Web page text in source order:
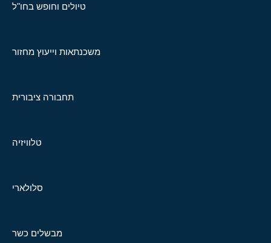
טיולים וחופש בחו"ל
משכנתאות וייעוץ מחזור
תחבורה ציבורית
טלוויזיה
סלולארי
מבשלים כשר